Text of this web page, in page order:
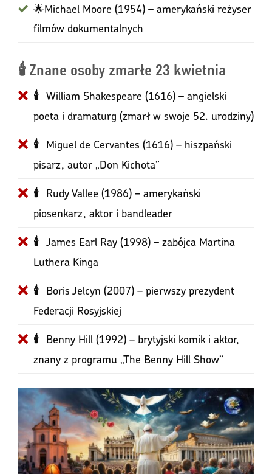
🌟Michael Moore (1954) – amerykański reżyser
filmów dokumentalnych
🕯️ Znane osoby zmarłe 23 kwietnia
🕯 William Shakespeare (1616) – angielski
poeta i dramaturg (zmarł w swoje 52. urodziny)
🕯 Miguel de Cervantes (1616) – hiszpański
pisarz, autor „Don Kichota”
🕯 Rudy Vallee (1986) – amerykański
piosenkarz, aktor i bandleader
🕯 James Earl Ray (1998) – zabójca Martina
Luthera Kinga
🕯 Boris Jelcyn (2007) – pierwszy prezydent
Federacji Rosyjskiej
🕯 Benny Hill (1992) – brytyjski komik i aktor,
znany z programu „The Benny Hill Show”